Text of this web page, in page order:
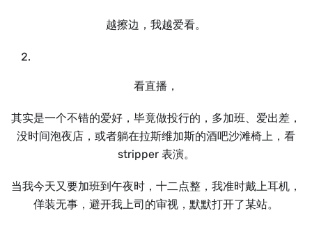
越擦边，我越爱看。
看直播，
其实是⼀个不错的爱好，毕竟做投行的，多加班、爱出差，
没时间泡夜店，或者躺在拉斯维加斯的酒吧沙滩椅上，看
stripper 表演。
当我今天又要加班到午夜时，十二点整，我准时戴上耳机，
佯装无事，避开我上司的审视，默默打开了某站。